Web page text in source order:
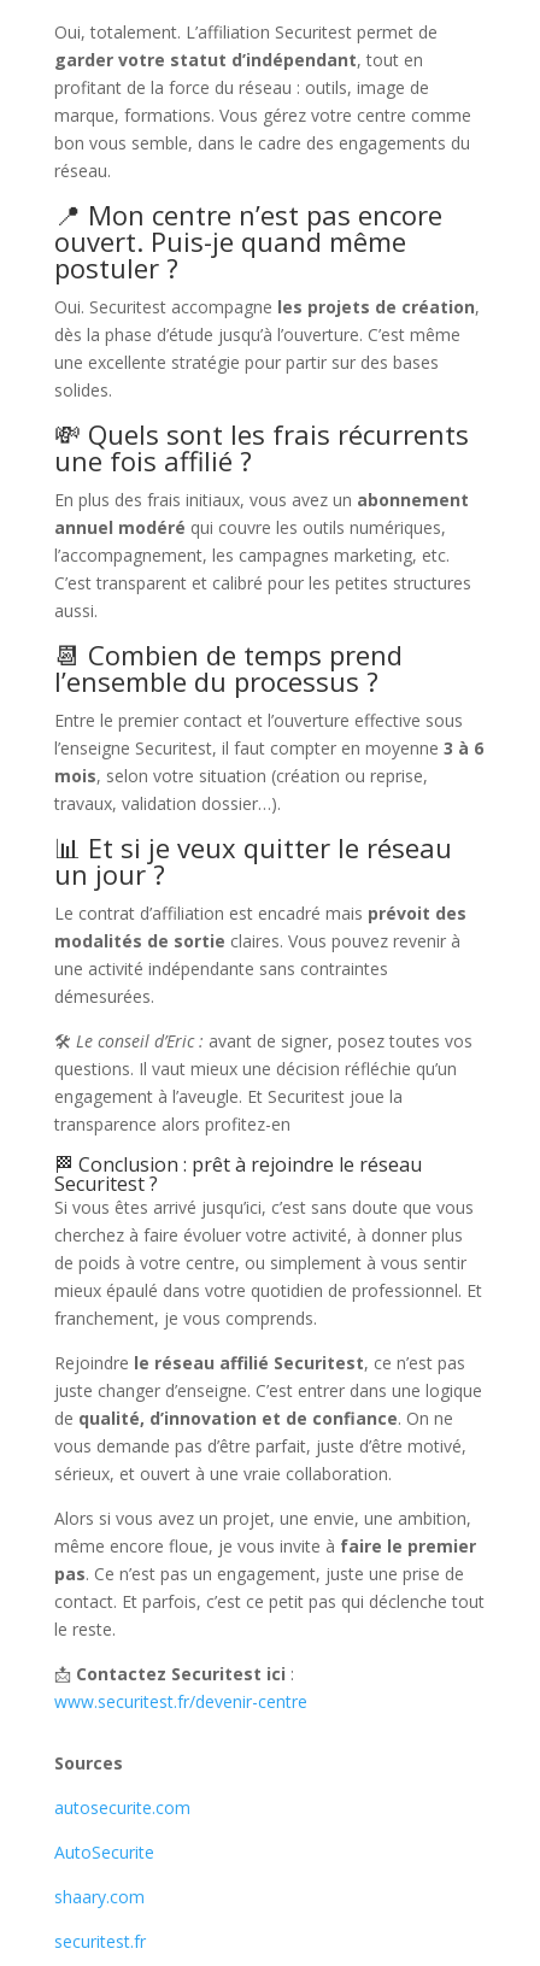
Oui, totalement. L’affiliation Securitest permet de
garder votre statut d’indépendant, tout en
profitant de la force du réseau : outils, image de
marque, formations. Vous gérez votre centre comme
bon vous semble, dans le cadre des engagements du
réseau.
📍 Mon centre n’est pas encore
ouvert. Puis-je quand même
postuler ?
Oui. Securitest accompagne les projets de création,
dès la phase d’étude jusqu’à l’ouverture. C’est même
une excellente stratégie pour partir sur des bases
solides.
💸 Quels sont les frais récurrents
une fois affilié ?
En plus des frais initiaux, vous avez un abonnement
annuel modéré qui couvre les outils numériques,
l’accompagnement, les campagnes marketing, etc.
C’est transparent et calibré pour les petites structures
aussi.
📆 Combien de temps prend
l’ensemble du processus ?
Entre le premier contact et l’ouverture effective sous
l’enseigne Securitest, il faut compter en moyenne 3 à 6
mois, selon votre situation (création ou reprise,
travaux, validation dossier…).
📊 Et si je veux quitter le réseau
un jour ?
Le contrat d’affiliation est encadré mais prévoit des
modalités de sortie claires. Vous pouvez revenir à
une activité indépendante sans contraintes
démesurées.
🛠 Le conseil d’Eric : avant de signer, posez toutes vos
questions. Il vaut mieux une décision réfléchie qu’un
engagement à l’aveugle. Et Securitest joue la
transparence alors profitez-en
🏁 Conclusion : prêt à rejoindre le réseau
Securitest ?
Si vous êtes arrivé jusqu’ici, c’est sans doute que vous
cherchez à faire évoluer votre activité, à donner plus
de poids à votre centre, ou simplement à vous sentir
mieux épaulé dans votre quotidien de professionnel. Et
franchement, je vous comprends.
Rejoindre le réseau affilié Securitest, ce n’est pas
juste changer d’enseigne. C’est entrer dans une logique
de qualité, d’innovation et de confiance. On ne
vous demande pas d’être parfait, juste d’être motivé,
sérieux, et ouvert à une vraie collaboration.
Alors si vous avez un projet, une envie, une ambition,
même encore floue, je vous invite à faire le premier
pas. Ce n’est pas un engagement, juste une prise de
contact. Et parfois, c’est ce petit pas qui déclenche tout
le reste.
📩 Contactez Securitest ici :
www.securitest.fr/devenir-centre
Sources
autosecurite.com
AutoSecurite
shaary.com
securitest.fr